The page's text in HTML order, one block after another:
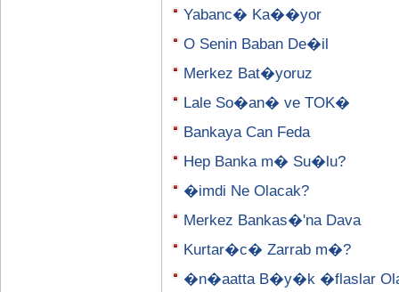
Yabanc� Ka��yor
O Senin Baban De�il
Merkez Bat�yoruz
Lale So�an� ve TOK�
Bankaya Can Feda
Hep Banka m� Su�lu?
�imdi Ne Olacak?
Merkez Bankas�'na Dava
Kurtar�c� Zarrab m�?
�n�aatta B�y�k �flaslar